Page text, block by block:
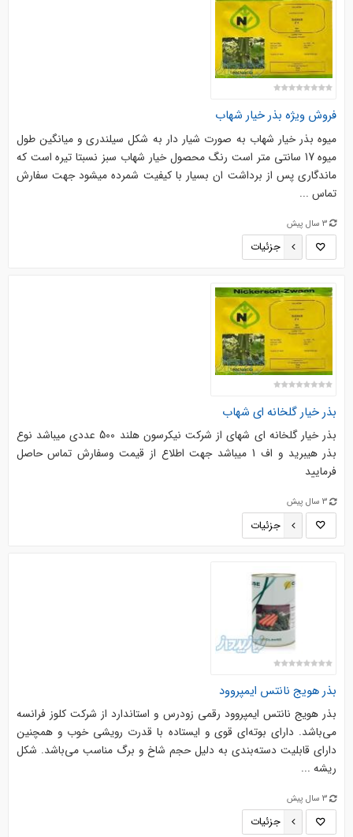
فروش ویژه بذر خیار شهاب
میوه بذر خیار شهاب به صورت شیار دار به شکل سیلندری و میانگین طول
میوه 17 سانتی متر است رنگ محصول خیار شهاب سبز نسبتا تیره است که
ماندگاری پس از برداشت ان بسیار با کیفیت شمرده میشود جهت سفارش
تماس ...
3 سال پیش
جزئیات
بذر خیار گلخانه ای شهاب
بذر خیار گلخانه ای شهای از شرکت نیکرسون هلند 500 عددی میباشد نوع
بذر هیبرید و اف 1 میباشد جهت اطلاع از قیمت وسفارش تماس حاصل
فرمایید
3 سال پیش
جزئیات
بذر هویج نانتس ایمپروود
بذر هویج نانتس ایمپروود رقمی زودرس و استاندارد از شرکت کلوز فرانسه
می‌باشد. دارای بوته‌ای قوی و ایستاده با قدرت رویشی خوب و همچنین
دارای قابلیت دسته‌بندی به دلیل حجم شاخ و برگ مناسب می‌باشد. شکل
ریشه ...
3 سال پیش
جزئیات